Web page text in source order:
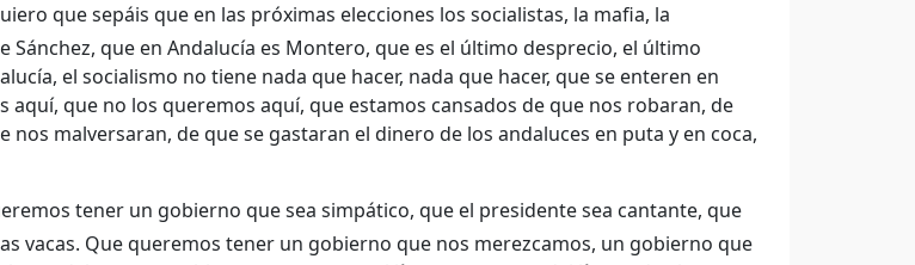
que sepáis que en las próximas elecciones los socialistas, la mafia, la
Sánchez, que en Andalucía es Montero, que es el último desprecio, el último
el socialismo no tiene nada que hacer, nada que hacer, que se enteren en
aquí, que no los queremos aquí, que estamos cansados de que nos robaran, de
nos malversaran, de que se gastaran el dinero de los andaluces en puta y en coca,
tener un gobierno que sea simpático, que el presidente sea cantante, que
vacas. Que queremos tener un gobierno que nos merezcamos, un gobierno que